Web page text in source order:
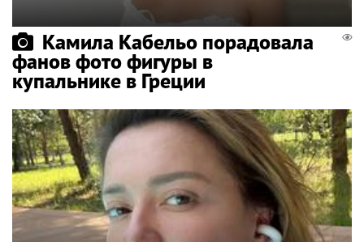
Камила Кабельо порадовала
фанов фото фигуры в
купальнике в Греции